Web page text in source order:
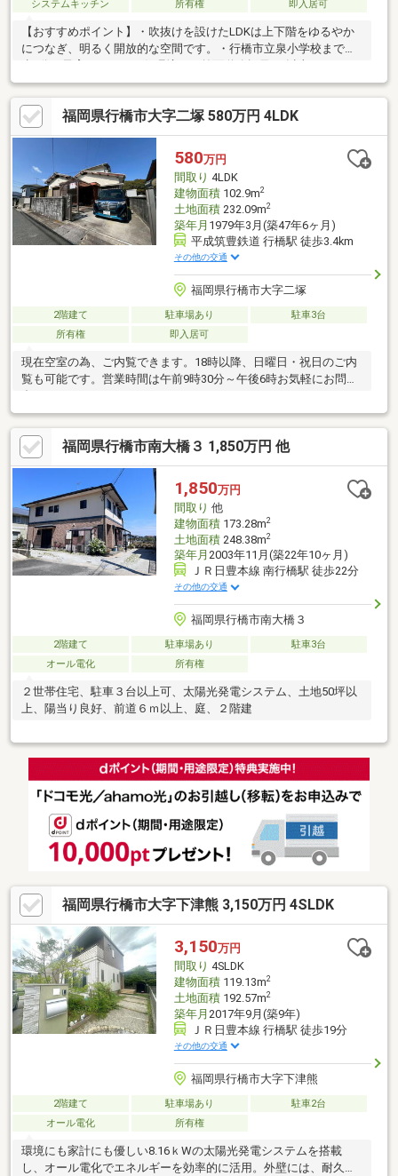
システムキッチン 所有権 即入居可
【おすすめポイント】・吹抜けを設けたLDKは上下階をゆるやか
につなぎ、明るく開放的な空間です。・行橋市立泉小学校まで徒
車の運転が苦手な方でも安心です。・主寝室にはウォークインク
ローゼットを備え、衣類や季節用品もすっきり収納できます。・1
階テラスとお庭は、ご家族のくつろぎスペースやガーデニングな
ど幅広く活用可能です。・トイレ2か所、2階洗面台を備えた使い
勝手の良い間取り。各居室にもゆとりがあり、ご家族それぞれの
時間を快適に過ごせます。
福岡県行橋市大字二塚 580万円 4LDK
580万円
間取り 4LDK
建物面積102.9m2
土地面積232.09m2
築年月 1979年3月(築47年6ヶ月)
平成筑豊鉄道 行橋駅 徒歩3.4km
その他の交通
福岡県行橋市大字二塚
2階建て 駐車場あり
駐車3台
所有権
即入居可
現在空室の為、ご内覧できます。18時以降、日曜日・祝日のご内
覧も可能です。営業時間は午前9時30分～午後6時お気軽にお問い
合わせ下さい。
福岡県行橋市南大橋３ 1,850万円 他
1,850万円
間取り 他
建物面積173.28m2
土地面積248.38m2
築年月 2003年11月(築22年10ヶ月)
ＪＲ日豊本線 南行橋駅 徒歩22分
その他の交通
福岡県行橋市南大橋３
2階建て 駐車場あり
駐車3台
オール電化
所有権
２世帯住宅、駐車３台以上可、太陽光発電システム、土地50坪以
上、陽当り良好、前道６ｍ以上、庭、２階建
福岡県行橋市大字下津熊 3,150万円 4SLDK
3,150万円
間取り 4SLDK
建物面積119.13m2
土地面積192.57m2
築年月 2017年9月(築9年)
ＪＲ日豊本線 行橋駅 徒歩19分
その他の交通
福岡県行橋市大字下津熊
2階建て 駐車場あり
駐車2台
オール電化
所有権
環境にも家計にも優しい8.16ｋWの太陽光発電システムを搭載
し、オール電化でエネルギーを効率的に活用。外壁には、耐久